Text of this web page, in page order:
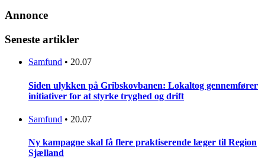
Annonce
Seneste artikler
Samfund • 20.07
Siden ulykken på Gribskovbanen: Lokaltog gennemfører
initiativer for at styrke tryghed og drift
Samfund • 20.07
Ny kampagne skal få flere praktiserende læger til Region
Sjælland